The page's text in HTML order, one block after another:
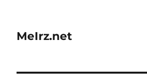
MeIrz.net